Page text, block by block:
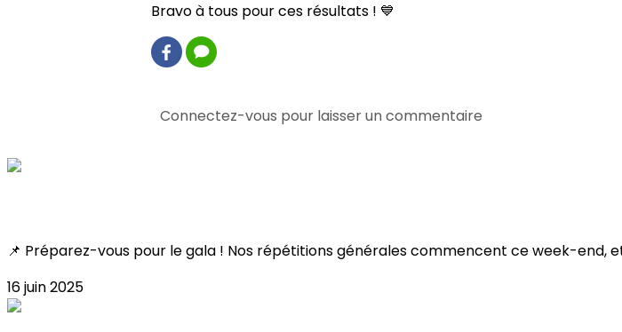
Bravo à tous pour ces résultats ! 💙
Connectez-vous pour laisser un commentaire
📌 Préparez-vous pour le gala ! Nos répétitions générales commencent ce week-end,
16 juin 2025